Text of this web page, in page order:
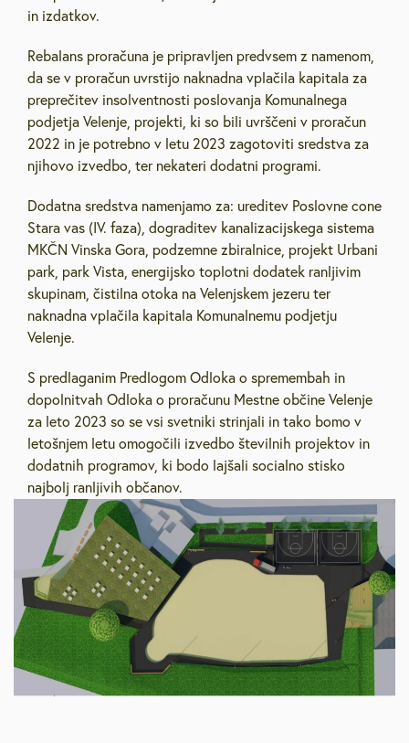
in izdatkov.
Rebalans proračuna je pripravljen predvsem z namenom,
da se v proračun uvrstijo naknadna vplačila kapitala za
preprečitev insolventnosti poslovanja Komunalnega
podjetja Velenje, projekti, ki so bili uvrščeni v proračun
2022 in je potrebno v letu 2023 zagotoviti sredstva za
njihovo izvedbo, ter nekateri dodatni programi.
Dodatna sredstva namenjamo za: ureditev Poslovne cone
Stara vas (IV. faza), dograditev kanalizacijskega sistema
MKČN Vinska Gora, podzemne zbiralnice, projekt Urbani
park, park Vista, energijsko toplotni dodatek ranljivim
skupinam, čistilna otoka na Velenjskem jezeru ter
naknadna vplačila kapitala Komunalnemu podjetju
Velenje.
S predlaganim Predlogom Odloka o spremembah in
dopolnitvah Odloka o proračunu Mestne občine Velenje
za leto 2023 so se vsi svetniki strinjali in tako bomo v
letošnjem letu omogočili izvedbo številnih projektov in
dodatnih programov, ki bodo lajšali socialno stisko
najbolj ranljivih občanov.